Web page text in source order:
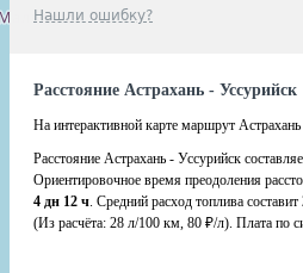
Нашли ошибку?
Расстояние Астрахань - Уссурийск
На интерактивной карте маршрут
Расстояние Астрахань - Уссурийск
Ориентировочное время преодоления
4 дн 12 ч. Средний расход топлива составит
(Из расчёта: 28 л/100 км, 80 ₽/л). Плата по